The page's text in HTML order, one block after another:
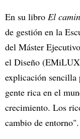
En su libro El
de gestión en la
del Máster
el Diseño
explicación sencilla
gente rica en el
crecimiento. Los
cambio de entorno".